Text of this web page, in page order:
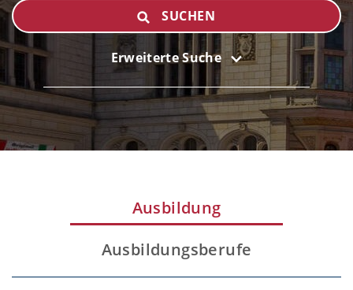
SUCHEN
Erweiterte Suche
Ausbildung
Ausbildungsberufe